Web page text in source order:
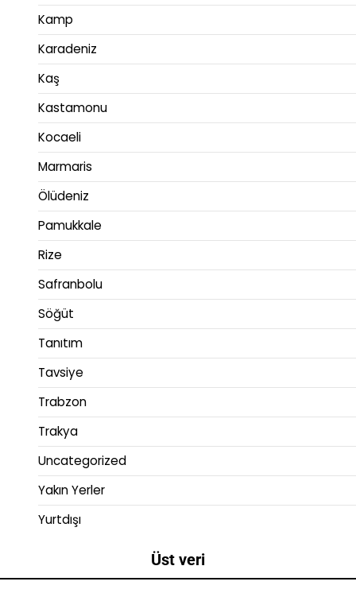
Kamp
Karadeniz
Kaş
Kastamonu
Kocaeli
Marmaris
Ölüdeniz
Pamukkale
Rize
Safranbolu
Söğüt
Tanıtım
Tavsiye
Trabzon
Trakya
Uncategorized
Yakın Yerler
Yurtdışı
Üst veri